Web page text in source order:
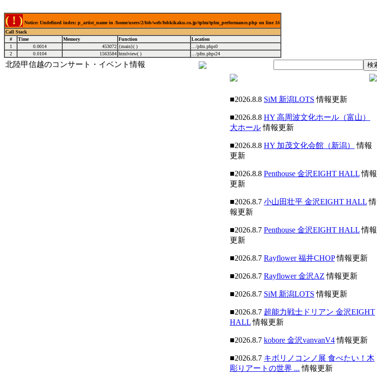
( ! ) Notice: Undefined index: p_artist_name in /home/users/2/fob/web/fobkikaku.co.jp/tplm/tplm_performance.php on line 16
Call Stack
#
Time Memory Function
Location
1
0.0014 453072 {main}( ) .../pfm.php:0
2
0.0104 1563584 htmlview( ) .../pfm.php:24
北陸甲信越のコンサート・イベント情報
■2026.8.8 SiM 新潟LOTS 情報更新
■2026.8.8 HY 高周波文化ホール（富山）
大ホール情報更新
■2026.8.8 HY 加茂文化会館（新潟）
情報
更新
■2026.8.8 Penthouse 金沢EIGHT HALL情報
更新
■2026.8.7 小山田壮平 金沢EIGHT HALL情
報更新
■2026.8.7 Penthouse 金沢EIGHT HALL情報
更新
■2026.8.7 Rayflower 福井CHOP情報更新
■2026.8.7 Rayflower 金沢AZ 情報更新
■2026.8.7 SiM 新潟LOTS 情報更新
■2026.8.7 超能力戦士ドリアン 金沢EIGHT
HALL情報更新
■2026.8.7 kobore 金沢vanvanV4情報更新
■2026.8.7 キボリノコンノ展 食べたい！木
彫りアートの世界 ... 情報更新